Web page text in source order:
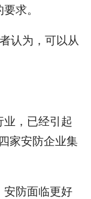
求。
认为，可以从
，已经引起
家安防企业集
防面临更好